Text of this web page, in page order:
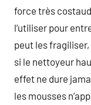
force très costaud
l’utiliser pour
peut les
si le nettoyeur
effet ne dure
les mousses